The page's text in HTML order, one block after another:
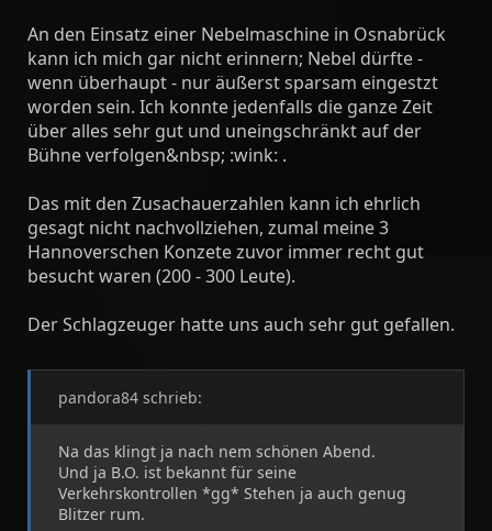
An den Einsatz einer Nebelmaschine in Osnabrück
kann ich mich gar nicht erinnern; Nebel dürfte -
wenn überhaupt - nur äußerst sparsam eingestzt
worden sein. Ich konnte jedenfalls die ganze Zeit
über alles sehr gut und uneingschränkt auf der
Bühne verfolgen&nbsp; :wink: .
Das mit den Zusachauerzahlen kann ich ehrlich
gesagt nicht nachvollziehen, zumal meine 3
Hannoverschen Konzete zuvor immer recht gut
besucht waren (200 - 300 Leute).
Der Schlagzeuger hatte uns auch sehr gut gefallen.
pandora84 schrieb:
Na das klingt ja nach nem schönen Abend.
Und ja B.O. ist bekannt für seine
Verkehrskontrollen *gg* Stehen ja auch genug
Blitzer rum.